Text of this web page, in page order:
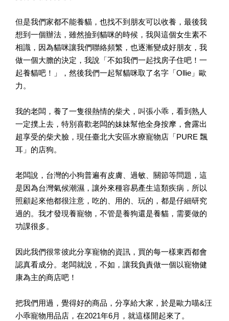
但是我們家都不能養貓，也找不到朋友可以收養，最後我
想到一個辦法，雖然撿到貓咪的時候，我與這個女生素不
相識，因為貓咪讓我們聯絡頻繁，也逐漸變成好朋友，我
做一個大膽的決定，我說「不如我們一起找房子住吧！一
起養貓吧！」，然後我們一起幫貓咪取了名字「Ollie」歐
力。
我的老闆，養了一隻很熱情的柴犬，叫張小乖，看到熟人
一定撲上去，特別喜歡老闆的妹妹幫他全身按摩，會露出
超享受的柴犬臉，現任臺北大安區水療寵物店「PURE 飄
耳」的店狗。
老闆說，台灣的小狗普遍有皮膚、過敏、關節等問題，這
是因為台灣氣候潮濕，讓外來種容易產生這類疾病，所以
照顧起來他都很注意，吃的、用的、玩的，都是仔細研究
過的。我才發現養寵物，不管是養狗還是養貓，需要做的
功課很多。
因此我們很常彼此分享寵物的資訊，買的每一樣東西都會
認真看成分。老闆就說，不如，讓我負責做一個以寵物健
康為主的商店吧！
把我們用過，覺得好的商品，分享給大家，於是歐力喵&汪
小乖寵物用品店，在2021年6月，就這樣開起來了。